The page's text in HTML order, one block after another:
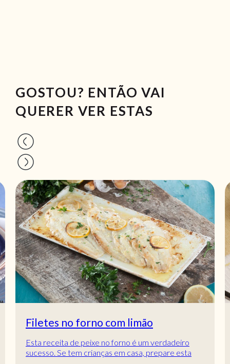
GOSTOU? ENTÃO VAI
QUERER VER ESTAS
Filetes no forno com limão
Esta receita de peixe no forno é um verdadeiro
sucesso. Se tem crianças em casa, prepare esta